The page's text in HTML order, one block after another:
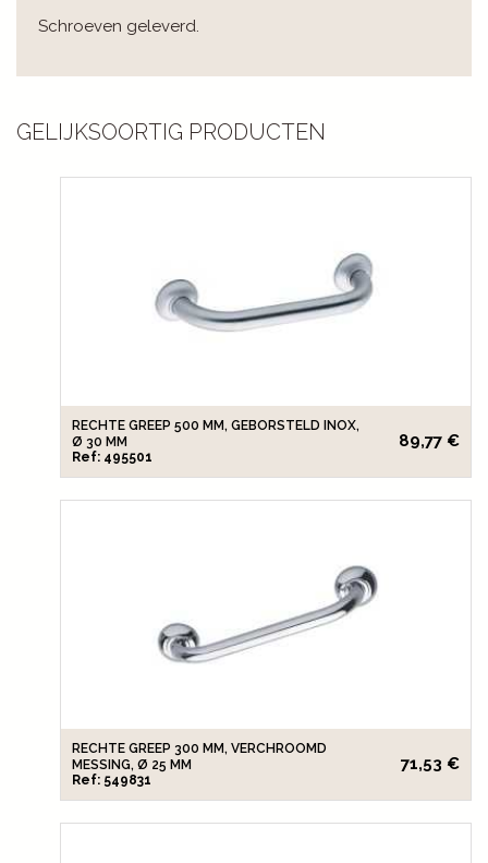
Schroeven geleverd.
GELIJKSOORTIG PRODUCTEN
RECHTE GREEP 500 MM, GEBORSTELD INOX,
Ø 30 MM
Ref: 495501
89,77 €
RECHTE GREEP 300 MM, VERCHROOMD
MESSING, Ø 25 MM
Ref: 549831
71,53 €